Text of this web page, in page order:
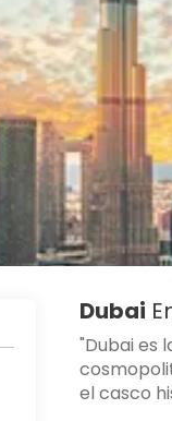
Dubai
"Dubai es
el casco